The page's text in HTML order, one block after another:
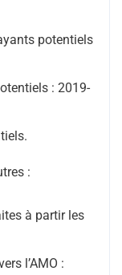
potentiels
: 2019-
:
à partir les
l’AMO :